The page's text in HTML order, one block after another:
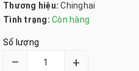
Thương hiệu: Chinghai
Tình trạng: Còn hàng
Số lượng
– +